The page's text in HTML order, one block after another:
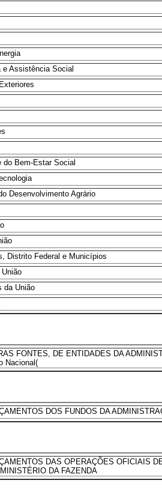
e Assistência Social
do Bem-Estar Social
Desenvolvimento Agrário
Distrito Federal e Municípios
da União
FONTES, DE ENTIDADES DA
Nacional(
DOS FUNDOS DA
DAS OPERAÇÕES OFICIAIS
DA FAZENDA